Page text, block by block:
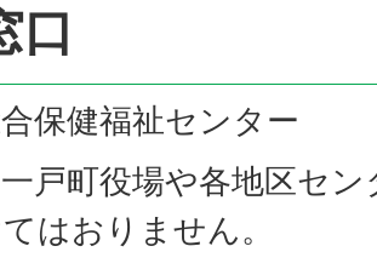
口
保健福祉センター
一戸町役場や各地区セ
はおりません。